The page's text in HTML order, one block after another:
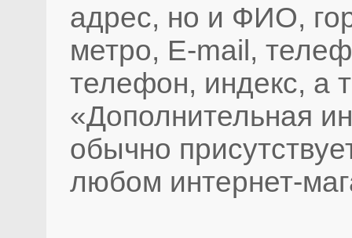
адрес, но и ФИО,
метро, E-mail,
телефон, индекс, а
«Дополнительная
обычно
любом интернет-